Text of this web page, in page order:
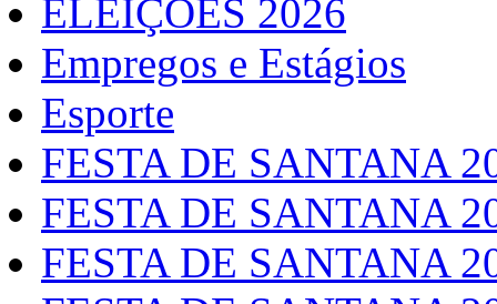
ELEIÇÕES 2026
Empregos e Estágios
Esporte
FESTA DE SANTANA
FESTA DE SANTANA
FESTA DE SANTANA